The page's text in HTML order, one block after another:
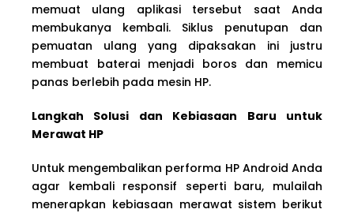
memuat ulang aplikasi tersebut saat Anda
membukanya kembali. Siklus penutupan dan
pemuatan ulang yang dipaksakan ini justru
membuat baterai menjadi boros dan memicu
panas berlebih pada mesin HP.
Langkah Solusi dan Kebiasaan Baru untuk
Merawat HP
Untuk mengembalikan performa HP Android Anda
agar kembali responsif seperti baru, mulailah
menerapkan kebiasaan merawat sistem berikut